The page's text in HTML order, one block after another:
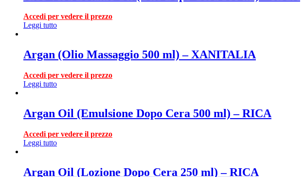
Accedi per vedere il prezzo
Leggi tutto
Argan (Olio Massaggio 500 ml) – XANITALIA
Accedi per vedere il prezzo
Leggi tutto
Argan Oil (Emulsione Dopo Cera 500 ml) – RICA
Accedi per vedere il prezzo
Leggi tutto
Argan Oil (Lozione Dopo Cera 250 ml) – RICA